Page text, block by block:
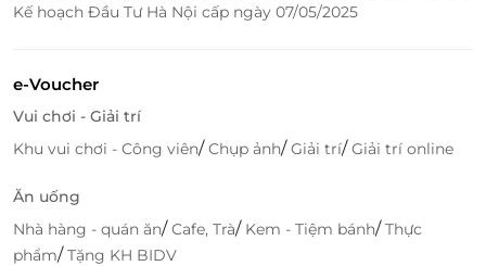
MARC Fashion
trang đa dạng như: áo kiểu, áo thun, đầm, quần, váy,
đồ bơi, đồ lót... cam kết được thực hiện kỹ càng từ
khâu chọn chất liệu vải đến dựng mẫu và hoàn thiện
tất cả đều được thực hiện tỉ mỉ với cái tâm của nghề
chất lượng, cao cấp nhất đến cho khách hàng.
Kế hoạch Đầu Tư Hà Nội cấp ngày 07/05/2025
e-Voucher
Vui chơi - Giải trí
Khu vui chơi - Công viên/Chụp ảnh/Giải trí/Giải trí online
Ăn uống
Nhà hàng - quán ăn/Cafe, Trà/ Kem - Tiệm bánh/Thực
phẩm/Tặng KH BIDV